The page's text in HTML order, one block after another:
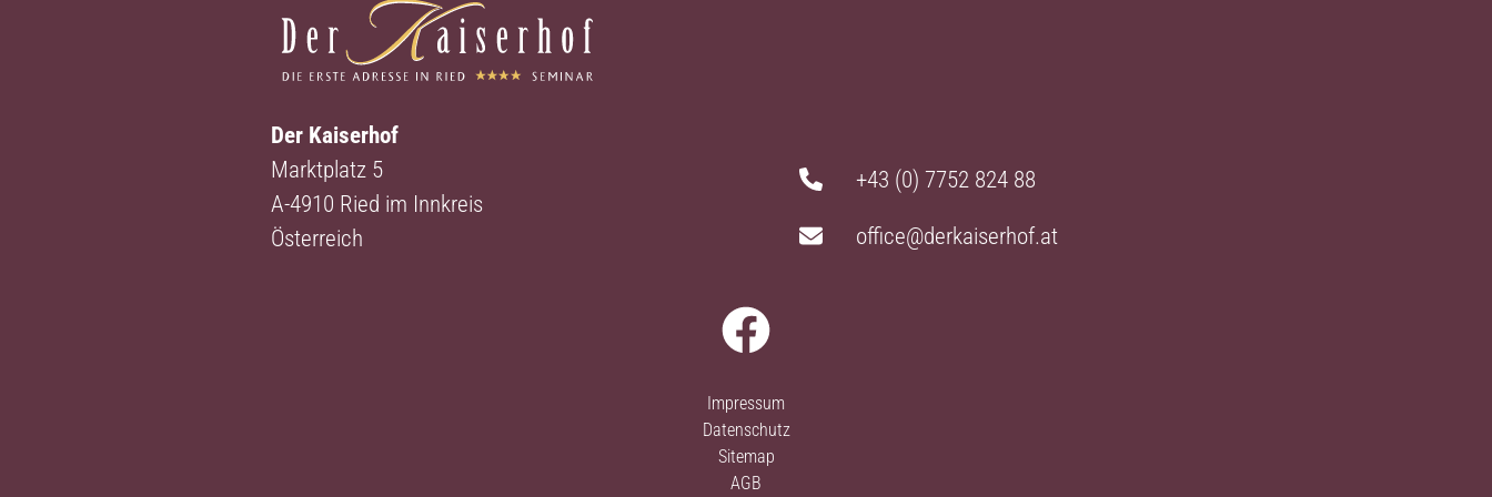
Der Kaiserhof
Marktplatz 5
A-4910 Ried im Innkreis
Österreich
+43 (0) 7752 824 88
office@derkaiserhof.at
Impressum
Datenschutz
Sitemap
AGB